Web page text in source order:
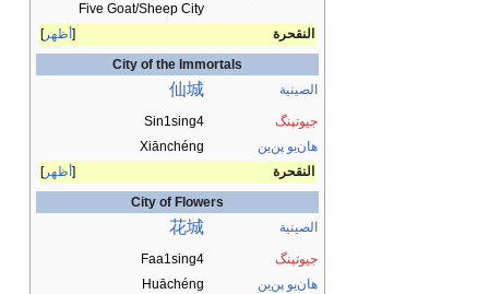
Five Goat/Sheep City
City of the Immortals
Sin1sing4
هان‌يو پن‌ين
Xiānchéng
City of Flowers
Faa1sing4
هان‌يو پن‌ين
Huāchéng